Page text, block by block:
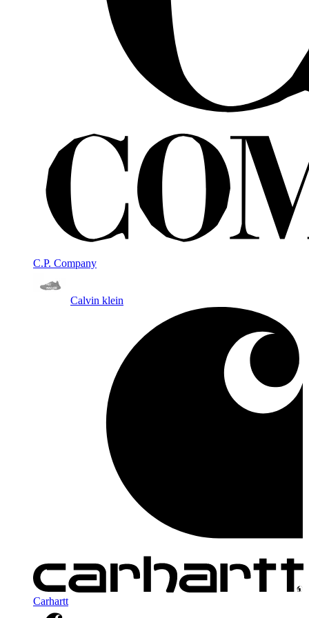
C.P. Company
Calvin klein
Carhartt